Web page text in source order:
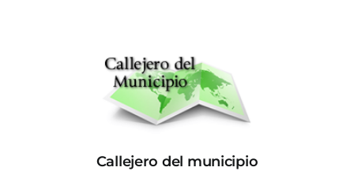
Callejero del municipio